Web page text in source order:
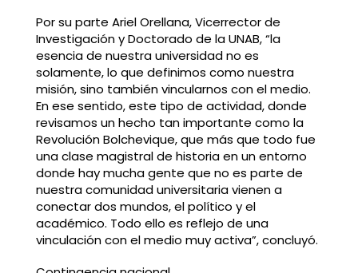
Por su parte Ariel Orellana, Vicerrector de
Investigación y Doctorado de la UNAB, “la
esencia de nuestra universidad no es
solamente, lo que definimos como nuestra
misión, sino también vincularnos con el medio.
En ese sentido, este tipo de actividad, donde
revisamos un hecho tan importante como la
Revolución Bolchevique, que más que todo fue
una clase magistral de historia en un entorno
donde hay mucha gente que no es parte de
nuestra comunidad universitaria vienen a
conectar dos mundos, el político y el
académico. Todo ello es reflejo de una
vinculación con el medio muy activa”, concluyó.